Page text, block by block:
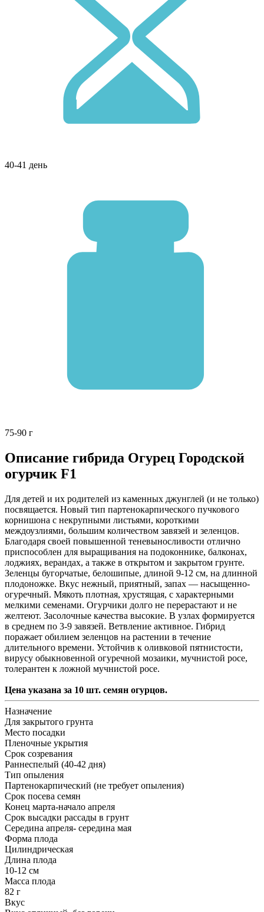
40-41 день
75-90 г
Описание гибрида Огурец Городской
огурчик F1
Для детей и их родителей из каменных джунглей (и не только)
посвящается. Новый тип партенокарпического пучкового
корнишона с некрупными листьями, короткими
междоузлиями, большим количеством завязей и зеленцов.
Благодаря своей повышенной теневыносливости отлично
приспособлен для выращивания на подоконнике, балконах,
лоджиях, верандах, а также в открытом и закрытом грунте.
Зеленцы бугорчатые, белошипые, длиной 9-12 см, на длинной
плодоножке. Вкус нежный, приятный, запах — насыщенно-
огуречный. Мякоть плотная, хрустящая, с характерными
мелкими семенами. Огурчики долго не перерастают и не
желтеют. Засолочные качества высокие. В узлах формируется
в среднем по 3-9 завязей. Ветвление активное. Гибрид
поражает обилием зеленцов на растении в течение
длительного времени. Устойчив к оливковой пятнистости,
вирусу обыкновенной огуречной мозаики, мучнистой росе,
толерантен к ложной мучнистой росе.
Цена указана за 10 шт. семян огурцов.
Назначение
Для закрытого грунта
Место посадки
Пленочные укрытия
Срок созревания
Раннеспелый (40-42 дня)
Тип опыления
Партенокарпический (не требует опыления)
Срок посева семян
Конец марта-начало апреля
Срок высадки рассады в грунт
Середина апреля- середина мая
Форма плода
Цилиндрическая
Длина плода
10-12 см
Масса плода
82 г
Вкус